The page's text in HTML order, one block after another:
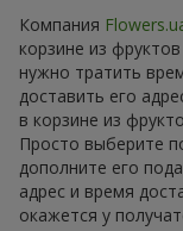
Компания
корзине из
нужно тратить
доставить его
в корзине из
Просто выберите
дополните его
адрес и время
окажется у